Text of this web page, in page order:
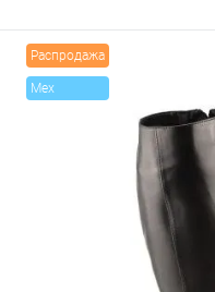
Распродажа
Mex